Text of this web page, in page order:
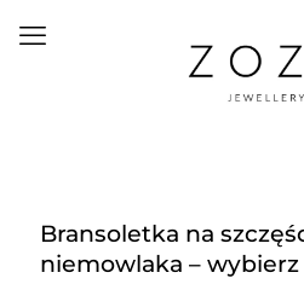
Bransoletka na
niemowlaka –